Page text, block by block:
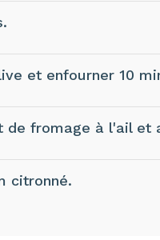
et enfourner 10
de fromage à l'ail et
citronné.